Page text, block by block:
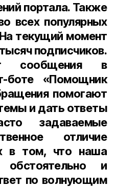
портала. Также
всех популярных
текущий момент
подписчиков.
сообщения в
боте «Помощник
помогают
и дать ответы
задаваемые
отличие
в том, что наша
и
по волнующим